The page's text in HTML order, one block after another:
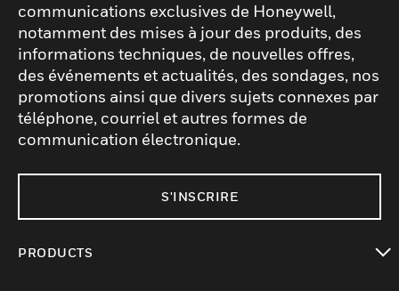
communications exclusives de Honeywell,
notamment des mises à jour des produits, des
informations techniques, de nouvelles offres,
des événements et actualités, des sondages, nos
promotions ainsi que divers sujets connexes par
téléphone, courriel et autres formes de
communication électronique.
S'INSCRIRE
PRODUCTS